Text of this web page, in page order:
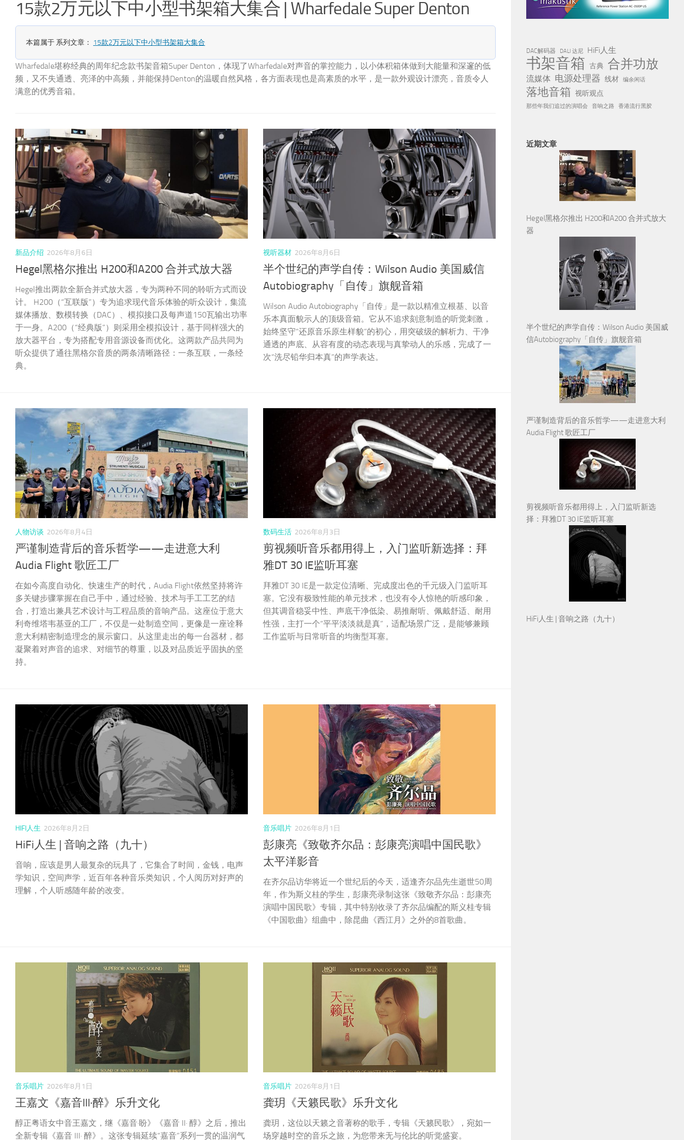
元以下中小型书架箱大集合 | Wharfedale Super Denton
文章：15款2万元以下中小型书架箱大集合
经典的周年纪念款书架音箱Super Denton，体现了Wharfedale对声音的掌控能力，以小体积箱体做到大能量和深邃的低
、亮泽的中高频，并能保持Denton的温暖自然风格，各方面表现也是高素质的水平，是一款外观设计漂亮，音质令人
15款2万元以下中小型书架箱大集
Xavian（诗韵）Joy音箱适合在小空间的场合使用，小声放音乐时也
么，你应该要考虑它。其次，对于大空间也有意外表现，如果你对小
有这个价值。Joy音箱没有过多华丽夺目、取巧讨喜的装饰，做工却
显出一种难以言喻的魅力。
新品介绍 2026年8月6日
Hegel黑格尔推出 H200和A200 合并式放大器
Hegel推出两款全新合并式放大器，专为两种不同的聆听方式而设
计。 H200（“互联版”）专为追求现代音乐体验的听众设计，集流
媒体播放、数模转换（DAC）、模拟接口及每声道150瓦输出功率
于一身。A200（“经典版”）则采用全模拟设计，基于同样强大的
放大器平台，专为搭配专用音源设备而优化。这两款产品共同为
听众提供了通往黑格尔音质的两条清晰路径：一条互联，一条经
典。
视听器材 2026年8月6日
半个世纪的声学自传：Wilson Audio 美国威信
Autobiography「自传」旗舰音箱
Wilson Audio Autobiography「自传」是一款以精准立根基、以音
乐本真面貌示人的顶级音箱。它从不追求刻意制造的听觉刺激，
始终坚守“还原音乐原生样貌”的初心，用突破级的解析力、干净
通透的声底、从容有度的动态表现与真挚动人的乐感，完成了一
次“洗尽铅华归本真”的声学表达。
人物访谈 2026年8月4日
严谨制造背后的音乐哲学——走进意大利
Audia Flight 歌匠工厂
在如今高度自动化、快速生产的时代，Audia Flight依然坚持将许
多关键步骤掌握在自己手中，通过经验、技术与手工工艺的结
合，打造出兼具艺术设计与工程品质的音响产品。这座位于意大
利奇维塔韦基亚的工厂，不仅是一处制造空间，更像是一座诠释
意大利精密制造理念的展示窗口。从这里走出的每一台器材，都
凝聚着对声音的追求、对细节的尊重，以及对品质近乎固执的坚
持。
数码生活 2026年8月3日
剪视频听音乐都用得上，入门监听新选择：拜
雅DT 30 IE监听耳塞
拜雅DT 30 IE是一款定位清晰、完成度出色的千元级入门监听耳
塞。它没有极致性能的单元技术，也没有令人惊艳的听感印象，
但其调音稳妥中性、声底干净低染、易推耐听、佩戴舒适、耐用
性强，主打一个“平平淡淡就是真”，适配场景广泛，是能够兼顾
工作监听与日常听音的均衡型耳塞。
HIFI人生 2026年8月2日
HiFi人生 | 音响之路（九十）
音响，应该是男人最复杂的玩具了，它集合了时间，金钱，电声
学知识，空间声学，近百年各种音乐类知识，个人阅历对好声的
理解，个人听感随年龄的改变。
音乐唱片 2026年8月1日
彭康亮《致敬齐尔品：彭康亮演唱中国民歌》
太平洋影音
在齐尔品访华将近一个世纪后的今天，适逢齐尔品先生逝世50周
年，作为斯义桂的学生，彭康亮录制这张《致敬齐尔品：彭康亮
演唱中国民歌》专辑，其中特别收录了齐尔品编配的斯义桂专辑
《中国歌曲》组曲中，除昆曲《西江月》之外的8首歌曲。
音乐唱片 2026年8月1日
王嘉文《嘉音III·醉》乐升文化
醇正粤语女中音王嘉文，继《嘉音·盼》《嘉音 II· 醇》之后，推出
全新专辑《嘉音 III· 醉》。这张专辑延续“嘉音”系列一贯的温润气
音乐唱片 2026年8月1日
龚玥《天籁民歌》乐升文化
龚玥，这位以天籁之音著称的歌手，专辑《天籁民歌》，宛如一
场穿越时空的音乐之旅，为您带来无与伦比的听觉盛宴。
DAC解码器 DALI 达尼 HiFi人生
书架音箱 古典 合并功放
流媒体 电源处理器 线材 编余闲话
落地音箱 视听观点
那些年我们追过的演唱会 音响之路 香港流行黑胶
近期文章
Hegel黑格尔推出 H200和A200 合并式放大
器
半个世纪的声学自传：Wilson Audio 美国威
信Autobiography「自传」旗舰音箱
严谨制造背后的音乐哲学——走进意大利
Audia Flight 歌匠工厂
剪视频听音乐都用得上，入门监听新选
择：拜雅DT 30 IE监听耳塞
HiFi人生 | 音响之路（九十）